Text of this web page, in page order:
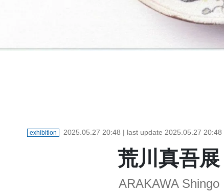
exhibition 2025.05.27 20:48 | last update 2025.05.27 20:48
荒川真吾展
ARAKAWA Shingo